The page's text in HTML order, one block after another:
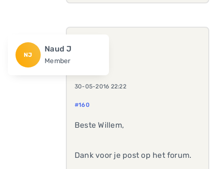
NJ
Naud J
Member
30-05-2016 22:22
#160
Beste Willem,
Dank voor je post op het forum.